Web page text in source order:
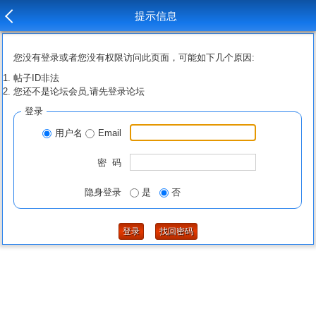
提示信息
您没有登录或者您没有权限访问此页面，可能如下几个原因:
帖子ID非法
您还不是论坛会员,请先登录论坛
登录
用户名 Email
密 码
隐身登录 是 否